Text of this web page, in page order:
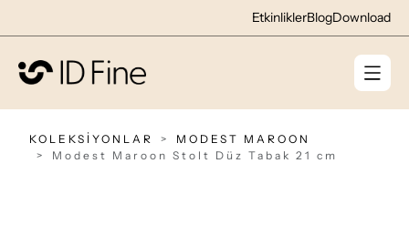
EtkinliklerBlogDownload
KOLEKSİYONLAR
MODEST MAROON
Modest Maroon Stolt Düz Tabak 21 cm